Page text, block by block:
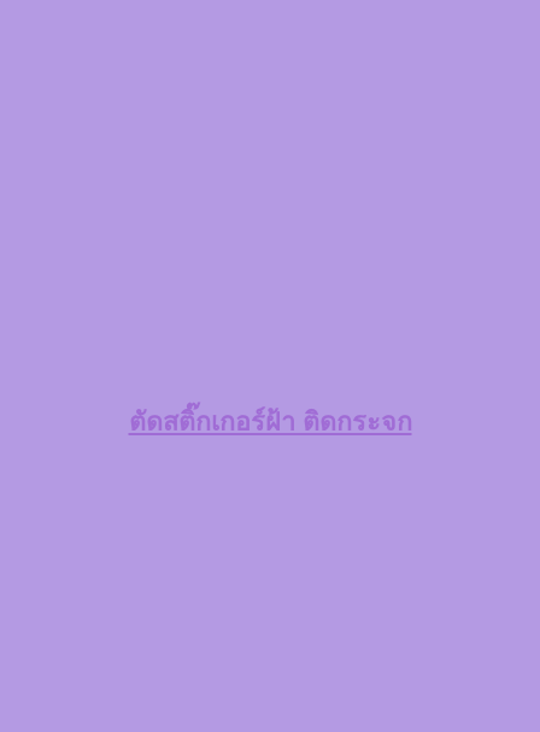
ตัดสติ๊กเกอร์ฝ้า ติดกระจก